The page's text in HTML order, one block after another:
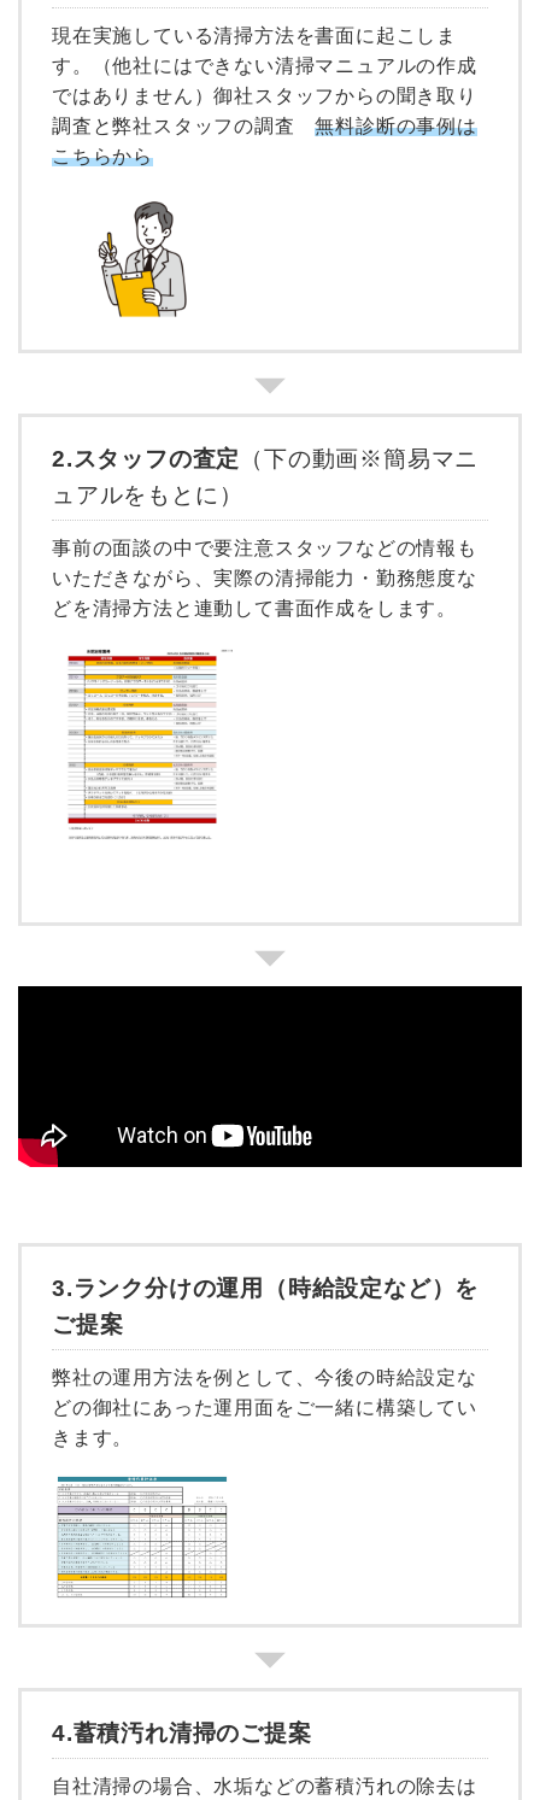
現在実施している清掃方法を書面に起こしま
す。（他社にはできない清掃マニュアルの作成
ではありません）御社スタッフからの聞き取り
調査と弊社スタッフの調査無料診断の事例は
こちらから
2.スタッフの査定
（下の動画※簡易マニ
ュアルをもとに）
事前の面談の中で要注意スタッフなどの情報も
いただきながら、実際の清掃能力・勤務態度な
どを清掃方法と連動して書面作成をします。
3.ランク分けの運用（時給設定など）を
ご提案
弊社の運用方法を例として、今後の時給設定な
どの御社にあった運用面をご一緒に構築してい
きます。
4.蓄積汚れ清掃のご提案
自社清掃の場合、水垢などの蓄積汚れの除去は